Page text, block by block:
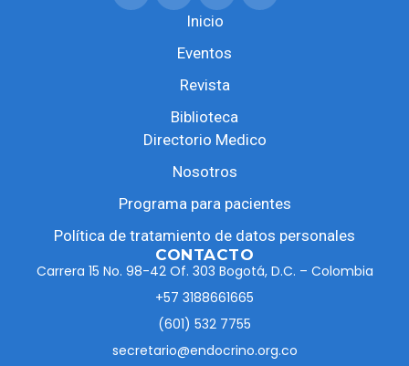
Inicio
Eventos
Revista
Biblioteca
Directorio Medico
Nosotros
Programa para pacientes
Política de tratamiento de datos personales
CONTACTO
Carrera 15 No. 98-42 Of. 303 Bogotá, D.C. – Colombia
+57 3188661665
(601) 532 7755
secretario@endocrino.org.co